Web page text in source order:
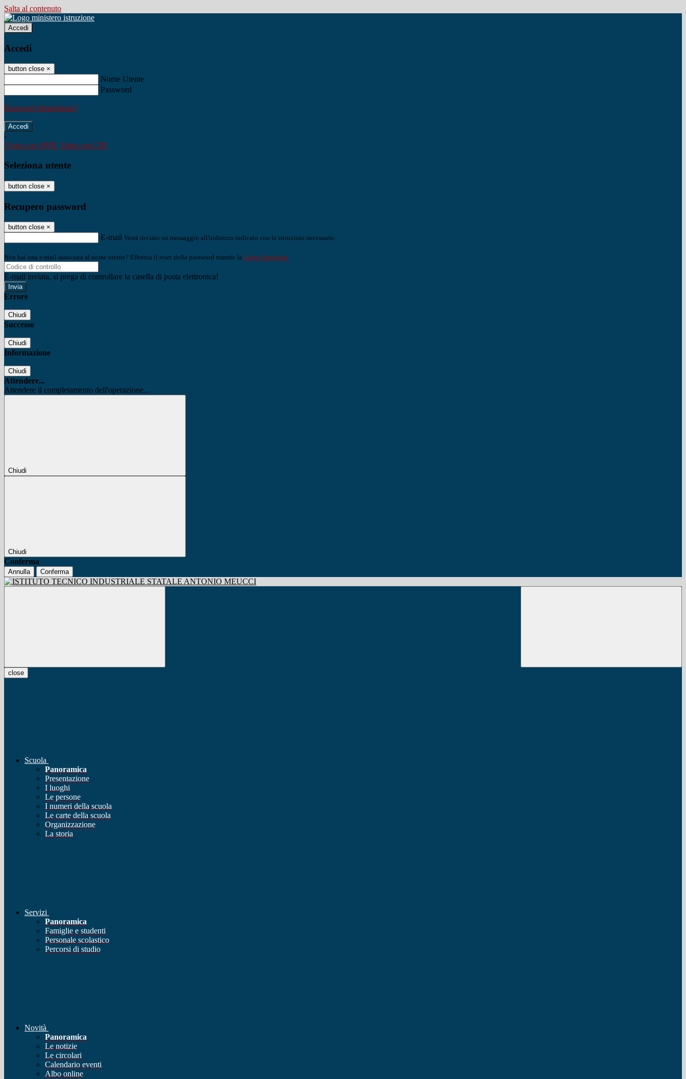
Salta al contenuto
Accedi
Accedi
button close ×
Nome Utente
Password
Password dimenticata?
-
Entra con SPID Entra con CIE
Seleziona utente
button close ×
Recupero password
button close ×
E-mail Verrà inviato un messaggio all'indirizzo indicato con le istruzioni necessarie.
Non hai una e-mail associata al nome utente? Effettua il reset della password tramite la Login Spaggiari
E-mail inviata, si prega di controllare la casella di posta elettronica!
Errore
Chiudi
Successo
Chiudi
Informazione
Chiudi
Attendere...
Attendere il completamento dell'operazione...
Chiudi
Chiudi
Conferma
Annulla Conferma
close
Scuola
Panoramica
Presentazione
I luoghi
Le persone
I numeri della scuola
Le carte della scuola
Organizzazione
La storia
Servizi
Panoramica
Famiglie e studenti
Personale scolastico
Percorsi di studio
Novità
Panoramica
Le notizie
Le circolari
Calendario eventi
Albo online